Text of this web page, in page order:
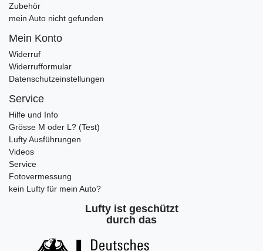
Zubehör
mein Auto nicht gefunden
Mein Konto
Widerruf
Widerrufformular
Datenschutzeinstellungen
Service
Hilfe und Info
Grösse M oder L? (Test)
Lufty Ausführungen
Videos
Service
Fotovermessung
kein Lufty für mein Auto?
Lufty ist geschützt
durch das